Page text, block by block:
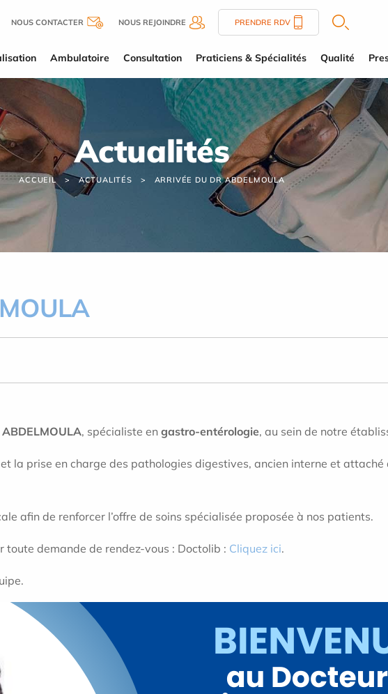
NOUS CONTACTER NOUS REJOINDRE PRENDRE RDV
Ambulatoire Consultation Praticiens & Spécialités Qualité
Actualités
ACCUEIL ACTUALITÉS ARRIVÉE DU DR ABDELMOULA
ABDELMOULA, spécialiste en gastro-entérologie, au sein de notre
la prise en charge des pathologies digestives, ancien interne et
afin de renforcer l’offre de soins spécialisée proposée à nos patients.
toute demande de rendez-vous : Doctolib : Cliquez ici.